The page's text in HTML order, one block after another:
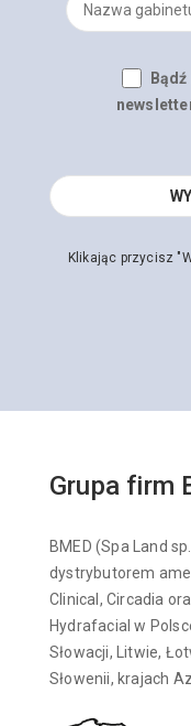
Klikając przycisz
Grupa firm
BMED (Spa Land
dystrybutorem
Clinical, Circadia
Hydrafacial w
Słowacji, Litwie,
Słowenii, krajach